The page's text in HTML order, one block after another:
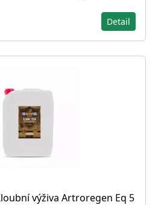
Detail
výživa Artroregen Eq 5